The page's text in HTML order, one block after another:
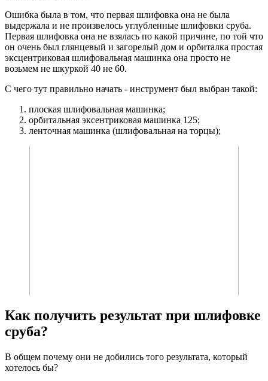
Ошибка была в том, что первая шлифовка она не была
выдержала и не произвелось углубленные шлифовки сруба.
Первая шлифовка она не взялась по какой причине, по той что
он очень был глянцевый и загорелый дом и орбиталка простая
эксцентриковая шлифовальная машинка она просто не
возьмем не шкуркой 40 не 60.
С чего тут правильно начать - инструмент был выбран такой:
плоская шлифовальная машинка;
орбитальная эксентриковая машинка 125;
ленточная машинка (шлифовальная на торцы);
Как получить результат при шлифовке
сруба?
В общем почему они не добились того результата, который
хотелось бы?